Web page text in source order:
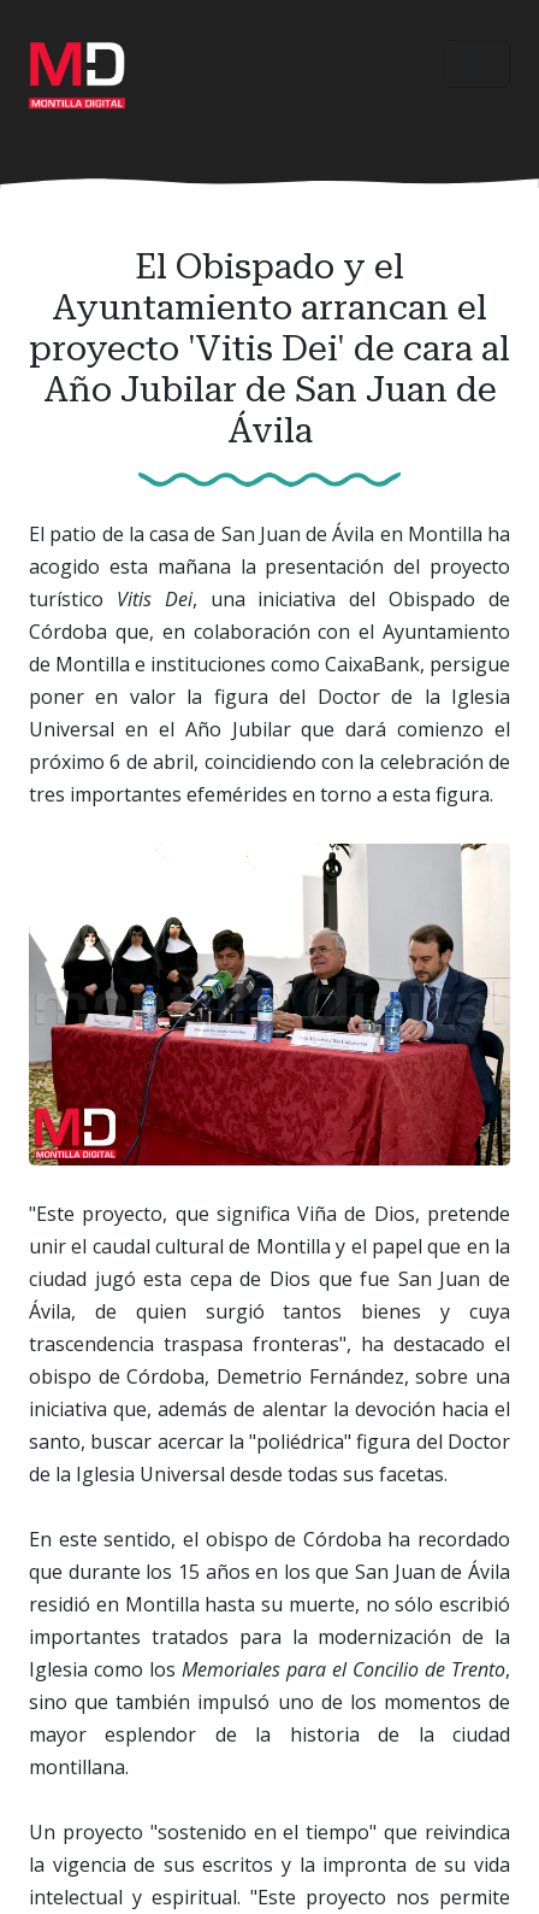
contenido
principal
El Obispado y el
Ayuntamiento arrancan el
proyecto 'Vitis Dei' de cara al
Año Jubilar de San Juan de
Ávila
El patio de la casa de San Juan de Ávila en Montilla ha
acogido esta mañana la presentación del proyecto
turístico Vitis Dei, una iniciativa del Obispado de
Córdoba que, en colaboración con el Ayuntamiento
de Montilla e instituciones como CaixaBank, persigue
poner en valor la figura del Doctor de la Iglesia
Universal en el Año Jubilar que dará comienzo el
próximo 6 de abril, coincidiendo con la celebración de
tres importantes efemérides en torno a esta figura.
"Este proyecto, que significa Viña de Dios, pretende
unir el caudal cultural de Montilla y el papel que en la
ciudad jugó esta cepa de Dios que fue San Juan de
Ávila, de quien surgió tantos bienes y cuya
trascendencia traspasa fronteras", ha destacado el
obispo de Córdoba, Demetrio Fernández, sobre una
iniciativa que, además de alentar la devoción hacia el
santo, buscar acercar la "poliédrica" figura del Doctor
de la Iglesia Universal desde todas sus facetas.
En este sentido, el obispo de Córdoba ha recordado
que durante los 15 años en los que San Juan de Ávila
residió en Montilla hasta su muerte, no sólo escribió
importantes tratados para la modernización de la
Iglesia como los Memoriales para el Concilio de Trento,
sino que también impulsó uno de los momentos de
mayor esplendor de la historia de la ciudad
montillana.
Un proyecto "sostenido en el tiempo" que reivindica
la vigencia de sus escritos y la impronta de su vida
intelectual y espiritual. "Este proyecto nos permite